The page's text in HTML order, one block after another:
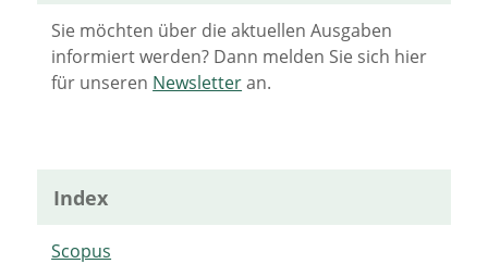
Sie möchten über die aktuellen Ausgaben
informiert werden? Dann melden Sie sich hier
für unseren Newsletteran.
Index
Scopus